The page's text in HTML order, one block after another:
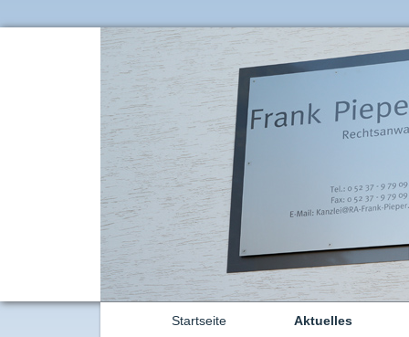
Startseite Aktuelles